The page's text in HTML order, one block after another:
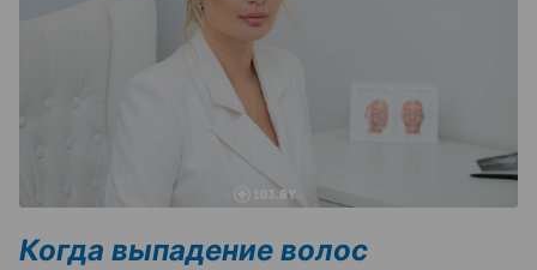
Когда выпадение волос